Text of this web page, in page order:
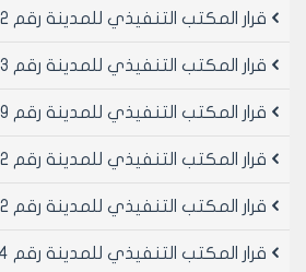
قرار المكتب التنفيذي للمدينة رقم 162 لعام 2021
قرار المكتب التنفيذي للمدينة رقم 163 لعام 2021
قرار المكتب التنفيذي للمدينة رقم 189 لعام 2021
قرار المكتب التنفيذي للمدينة رقم 192 لعام 2021
قرار المكتب التنفيذي للمدينة رقم 2 لعام 2021
قرار المكتب التنفيذي للمدينة رقم 224 لعام 2021